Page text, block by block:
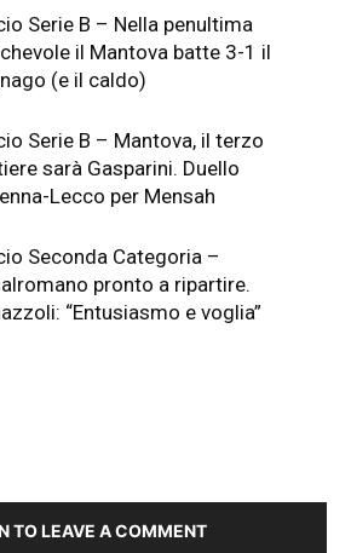
Serie B – Nella penultima
il Mantova batte 3-1 il
(e il caldo)
Serie B – Mantova, il terzo
sarà Gasparini. Duello
Lecco per Mensah
Seconda Categoria –
pronto a ripartire.
“Entusiasmo e voglia”
TO LEAVE A COMMENT